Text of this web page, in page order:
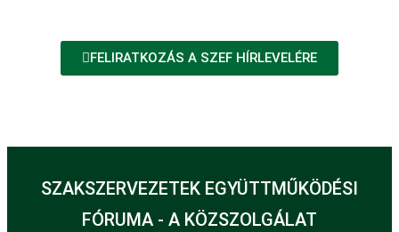
FELIRATKOZÁS A SZEF HÍRLEVELÉRE
SZAKSZERVEZETEK EGYÜTTMŰKÖDÉSI
FÓRUMA - A KÖZSZOLGÁLAT